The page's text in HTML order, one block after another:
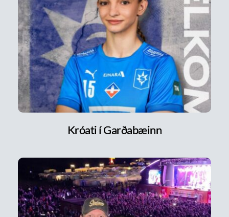
Króati í Garðabæinn